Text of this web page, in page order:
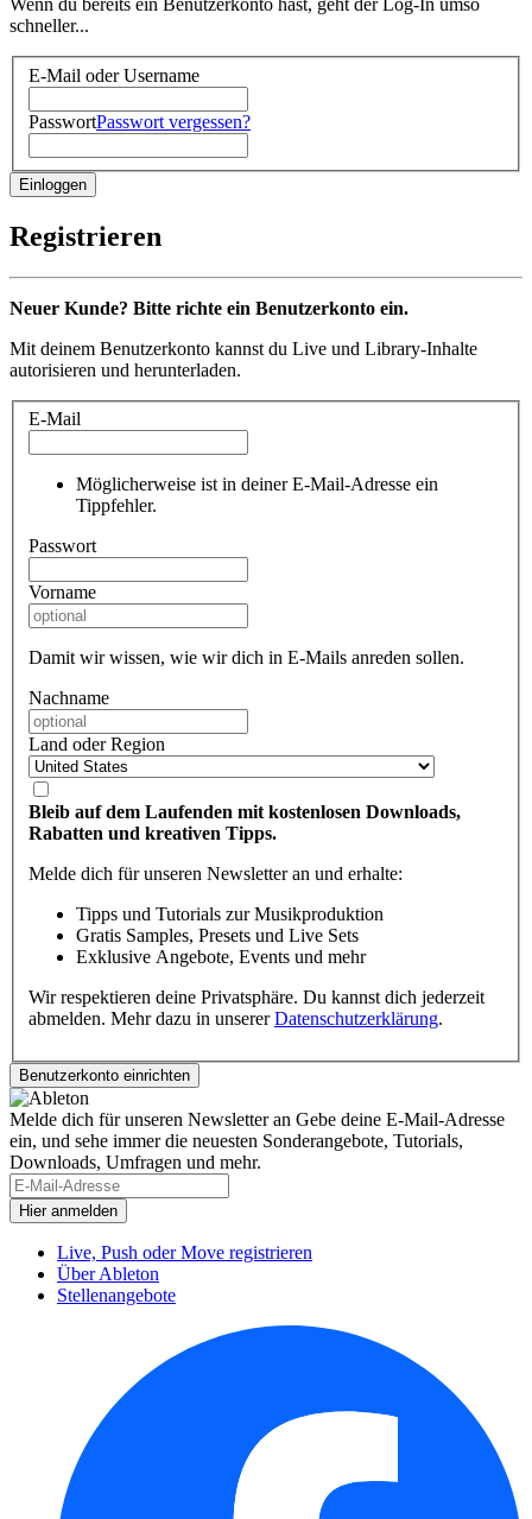
Wenn du bereits ein Benutzerkonto hast, geht der Log-In umso
schneller...
E-Mail oder Username
PasswortPasswort vergessen?
Registrieren
Neuer Kunde? Bitte richte ein Benutzerkonto ein.
Mit deinem Benutzerkonto kannst du Live und Library-Inhalte
autorisieren und herunterladen.
E-Mail
Möglicherweise ist in deiner E-Mail-Adresse ein
Tippfehler.
Passwort
Vorname
Damit wir wissen, wie wir dich in E-Mails anreden sollen.
Nachname
Land oder Region
Bleib auf dem Laufenden mit kostenlosen Downloads,
Rabatten und kreativen Tipps.
Melde dich für unseren Newsletter an und erhalte:
Tipps und Tutorials zur Musikproduktion
Gratis Samples, Presets und Live Sets
Exklusive Angebote, Events und mehr
Wir respektieren deine Privatsphäre. Du kannst dich jederzeit
abmelden. Mehr dazu in unsererDatenschutzerklärung.
Melde dich für unseren Newsletter an Gebe deine E-Mail-Adresse
ein, und sehe immer die neuesten Sonderangebote, Tutorials,
Downloads, Umfragen und mehr.
Live, Push oder Move registrieren
Über Ableton
Stellenangebote